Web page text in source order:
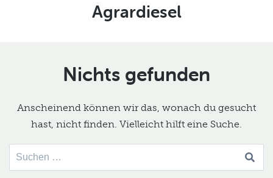
Mittelstandsverband
abfallbasierter
Schlagwort:
Agrardiesel
Nichts gefunden
Anscheinend können wir das, wonach du gesucht
hast, nicht finden. Vielleicht hilft eine Suche.
Suche
nach: